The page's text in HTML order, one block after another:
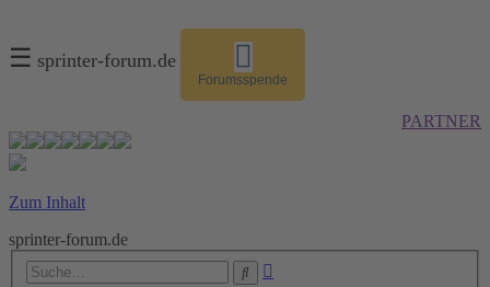
☰ sprinter-forum.de
Forumsspende
PARTNER
Zum Inhalt
sprinter-forum.de
Suche